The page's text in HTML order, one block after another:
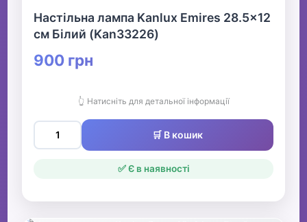
Настільна лампа Kanlux Emires 28.5x12
см Білий (Kan33226)
900 грн
👆 Натисніть для детальної інформації
🛒 В кошик
✅ Є в наявності